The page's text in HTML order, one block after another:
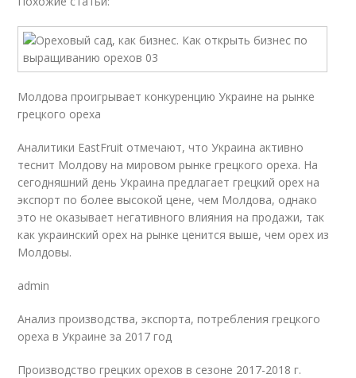
Молдова проигрывает конкуренцию Украине на рынке
грецкого ореха
Аналитики EastFruit отмечают, что Украина активно
теснит Молдову на мировом рынке грецкого ореха. На
сегодняшний день Украина предлагает грецкий орех на
экспорт по более высокой цене, чем Молдова, однако
это не оказывает негативного влияния на продажи, так
как украинский орех на рынке ценится выше, чем орех из
Молдовы.
admin
Анализ производства, экспорта, потребления грецкого
ореха в Украине за 2017 год
Производство грецких орехов в сезоне 2017-2018 г.